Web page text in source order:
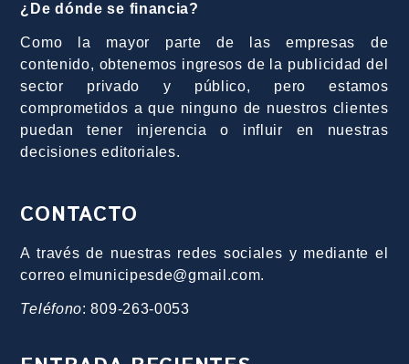
¿De dónde se financia?
Como la mayor parte de las empresas de
contenido, obtenemos ingresos de la publicidad del
sector privado y público, pero estamos
comprometidos a que ninguno de nuestros clientes
puedan tener injerencia o influir en nuestras
decisiones editoriales.
CONTACTO
A través de nuestras redes sociales y mediante el
correo elmunicipesde@gmail.com.
Teléfono: 809-263-0053